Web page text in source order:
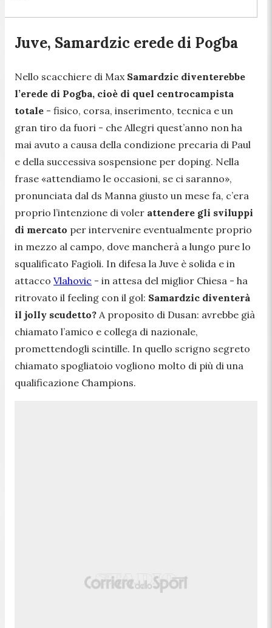
Juve, Samardzic erede di Pogba
Nello scacchiere di Max Samardzic diventerebbe
l’erede di Pogba, cioè di quel centrocampista
totale - fisico, corsa, inserimento, tecnica e un
gran tiro da fuori - che Allegri quest’anno non ha
mai avuto a causa della condizione precaria di Paul
e della successiva sospensione per doping. Nella
frase «attendiamo le occasioni, se ci saranno»,
pronunciata dal ds Manna giusto un mese fa, c’era
proprio l’intenzione di voler attendere gli sviluppi
di mercato per intervenire eventualmente proprio
in mezzo al campo, dove mancherà a lungo pure lo
squalificato Fagioli. In difesa la Juve è solida e in
attacco Vlahovic - in attesa del miglior Chiesa - ha
ritrovato il feeling con il gol: Samardzic diventerà
il jolly scudetto? A proposito di Dusan: avrebbe già
chiamato l’amico e collega di nazionale,
promettendogli scintille. In quello scrigno segreto
chiamato spogliatoio vogliono molto di più di una
qualificazione Champions.